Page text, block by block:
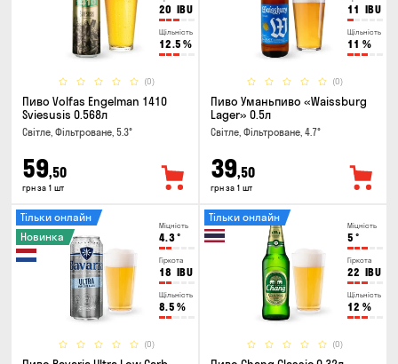
20 IBU
Щільність
12.5 %
(0)
Пиво Volfas Engelman 1410
Sviesusis 0.568л
Світле, Фільтроване, 5.3°
59,50
грн за 1 шт
11 IBU
Щільність
11 %
(0)
Пиво Уманьпиво «Waissburg
Lager» 0.5л
Світле, Фільтроване, 4.7°
39,50
грн за 1 шт
Міцність
4.3°
Гіркота
18 IBU
Щільність
8.5 %
(0)
Тільки онлайн
Новинка
Міцність
5 °
Гіркота
22 IBU
Щільність
12 %
(0)
Тільки онлайн